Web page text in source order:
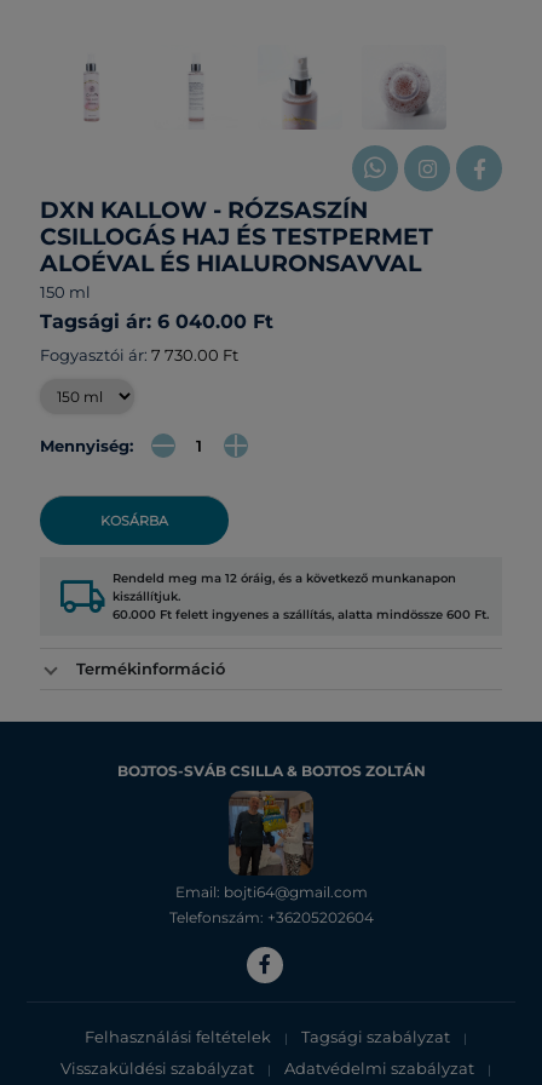
DXN KALLOW - RÓZSASZÍN
CSILLOGÁS HAJ ÉS TESTPERMET
ALOÉVAL ÉS HIALURONSAVVAL
150 ml
Tagsági ár: 6 040.00 Ft
Fogyasztói ár: 7 730.00 Ft
Mennyiség:
KOSÁRBA
local_shipping Rendeld meg ma 12 óráig, és a következő munkanapon
kiszállítjuk.
60.000 Ft felett ingyenes a szállítás, alatta mindössze 600 Ft.
Termékinformáció
BOJTOS-SVÁB CSILLA & BOJTOS ZOLTÁN
Email: bojti64@gmail.com
Telefonszám: +36205202604
Felhasználási feltételek | Tagsági szabályzat |
Visszaküldési szabályzat | Adatvédelmi szabályzat |